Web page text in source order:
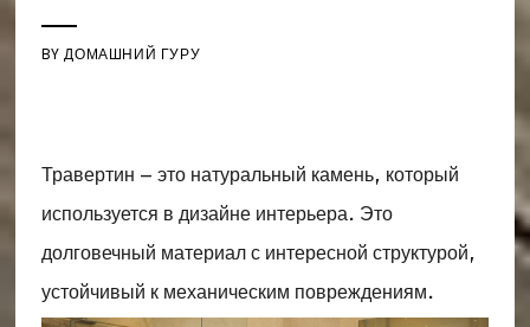
BYДОМАШНИЙ ГУРУ
Травертин – это натуральный камень, который
используется в дизайне интерьера. Это
долговечный материал с интересной структурой,
устойчивый к механическим повреждениям.